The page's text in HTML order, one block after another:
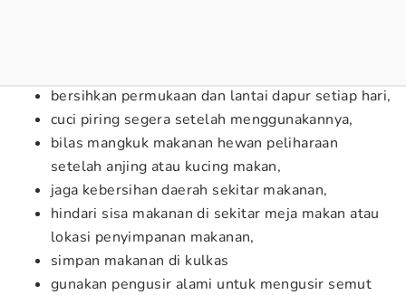
bersihkan permukaan dan lantai dapur setiap hari,
cuci piring segera setelah menggunakannya,
bilas mangkuk makanan hewan peliharaan
setelah anjing atau kucing makan,
jaga kebersihan daerah sekitar makanan,
hindari sisa makanan di sekitar meja makan atau
lokasi penyimpanan makanan,
simpan makanan di kulkas
gunakan pengusir alami untuk mengusir semut